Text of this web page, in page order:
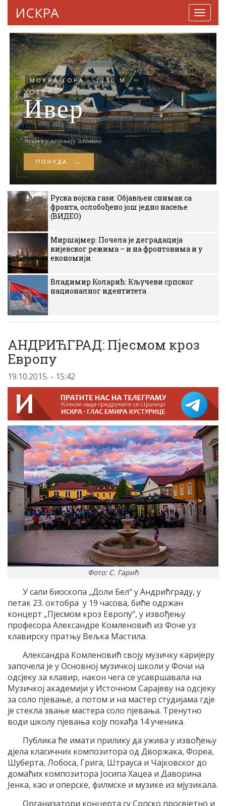
ИСКРА
Руска војска гази: Објављен снимак са
фронта, ослобођено још једно насеље
(ВИДЕО)
Миршајмер: Почела је деградација
кијевског режима – и на фронтовима и у
економији
Владимир Коларић: Кључеви српског
националног идентитета
АНДРИЋГРАД: Пјесмом кроз
Европу
19.10.2015. - 15:42
Фото: С. Гарић
У сали биоскопа „Доли Бел“ у Андрићграду, у
петак 23. октобра у 19 часова, биће одржан
концерт „Пјесмом кроз Европу“, у извођењу
професора Александре Комленовић из Фоче уз
клавирску пратњу Вељка Мастила.
Александра Комленовић своју музичку каријеру
започела је у Основној музичкој школи у Фочи на
одсјеку за клавир, након чега се усавршавала на
Музичкој академији у Источном Сарајеву на одсјеку
за соло пјевање, а потом и на мастер студијама гдје
је стекла звање мастера соло пјевања. Тренутно
води школу пјевања коју похађа 14 ученика.
Публика ће имати прилику да ужива у извођењу
дјела класичних композитора од Дворжака, Фореа,
Шуберта, Лобоса, Грига, Штрауса и Чајковског до
домаћих композитора Јосипа Хацеа и Даворина
Јенка, као и оперске, филмске и музике из мјузикала.
Организатори концерта су Српско просвјетно и